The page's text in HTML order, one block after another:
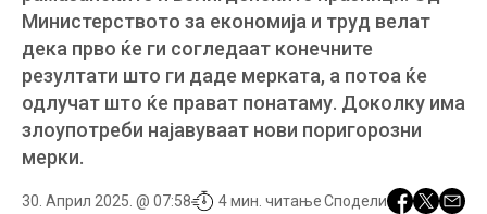
Министерството за економија и труд велат
дека прво ќе ги согледаат конечните
резултати што ги даде мерката, а потоа ќе
одлучат што ќе прават понатаму. Доколку има
злоупотреби најавуваат нови поригорозни
мерки.
30. Април 2025. @ 07:58 4 мин. читањеСподели